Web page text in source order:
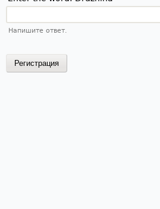
Напишите ответ.